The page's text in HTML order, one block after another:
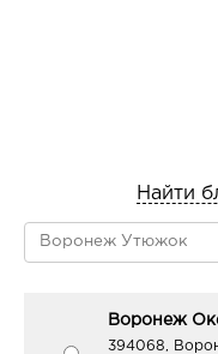
Найти
Воронеж
394068,